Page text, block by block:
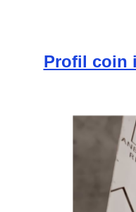
Profil coin